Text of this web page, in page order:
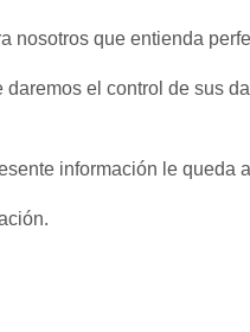
nosotros que entienda
daremos el control de sus
información le queda